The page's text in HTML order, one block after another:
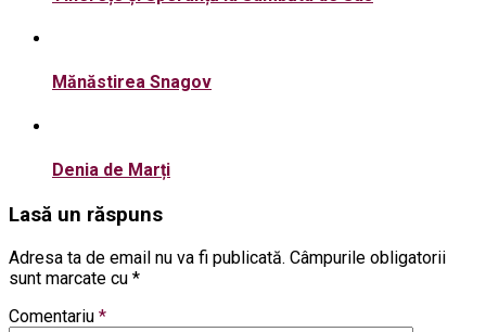
Mănăstirea Snagov
Denia de Marți
Lasă un răspuns
Adresa ta de email nu va fi publicată. Câmpurile obligatorii
sunt marcate cu *
Comentariu *